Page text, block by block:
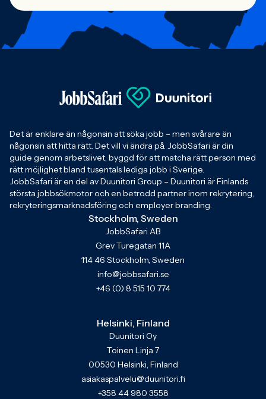
Det är enklare än någonsin att söka jobb – men svårare än
någonsin att hitta rätt. Det vill vi ändra på. JobbSafari är din
guide genom arbetslivet, byggd för att matcha rätt person med
rätt möjlighet bland tusentals lediga jobb i Sverige.
JobbSafari är en del av Duunitori Group – Duunitori är Finlands
största jobbsökmotor och en betrodd partner inom rekrytering,
rekryteringsmarknadsföring och employer branding.
Stockholm, Sweden
JobbSafari AB
Grev Turegatan 11A
114 46 Stockholm, Sweden
info@jobbsafari.se
+46 (0) 8 515 10 774
Helsinki, Finland
Duunitori Oy
Toinen Linja 7
00530 Helsinki, Finland
asiakaspalvelu@duunitori.fi
+358 44 980 3558